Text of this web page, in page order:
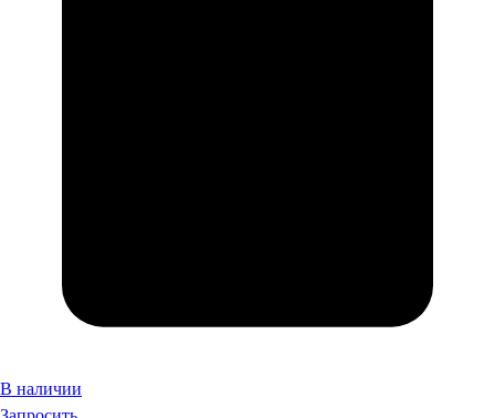
В наличии